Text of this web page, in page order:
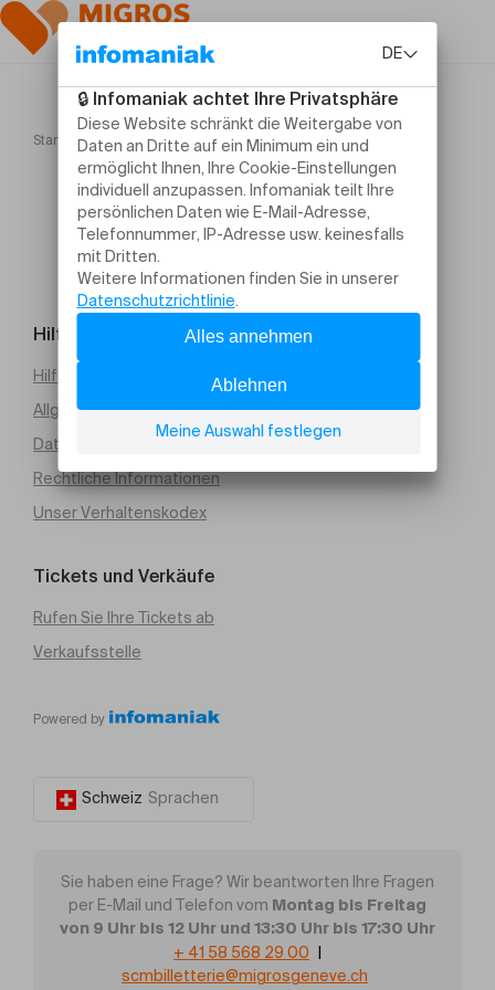
Startseite Leçons de ténèbres
Hilfe und Kontakt
Hilfe erforderlich
Allgemeine Verkaufsbedingungen (PDF)
Datenschutz
Rechtliche Informationen
Unser Verhaltenskodex
Tickets und Verkäufe
Rufen Sie Ihre Tickets ab
Verkaufsstelle
Powered by
Schweiz Sprachen
Sie haben eine Frage? Wir beantworten Ihre Fragen
per E-Mail und Telefon vom Montag bis Freitag
von 9 Uhr bis 12 Uhr und 13:30 Uhr bis 17:30 Uhr
+ 41 58 568 29 00
scmbilletterie@migrosgeneve.ch